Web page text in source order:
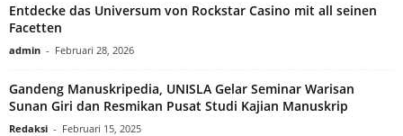
Entdecke das Universum von Rockstar Casino mit all seinen
Facetten
admin - Februari 28, 2026
Gandeng Manuskripedia, UNISLA Gelar Seminar Warisan
Sunan Giri dan Resmikan Pusat Studi Kajian Manuskrip
Redaksi - Februari 15, 2025